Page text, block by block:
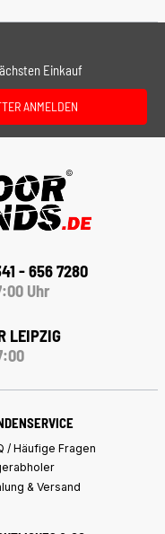
Einkauf
ANMELDEN
- 656 7280
Uhr
LEIPZIG
/ Häufige Fragen
& Versand